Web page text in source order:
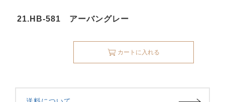
21.HB-581 アーバングレー
カートに入れる